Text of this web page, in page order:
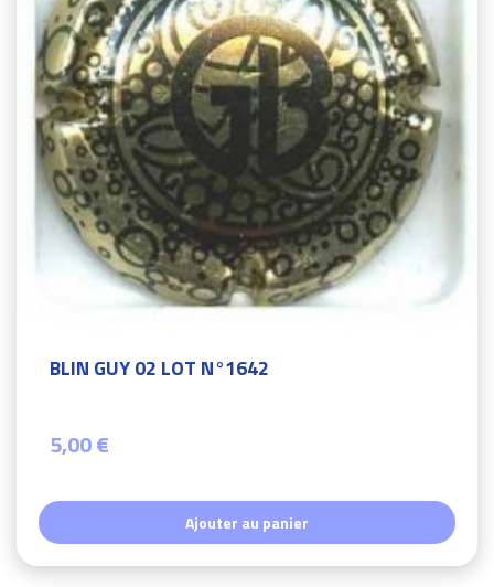
BLIN GUY 02 LOT N°1642
5,00 €
Ajouter au panier